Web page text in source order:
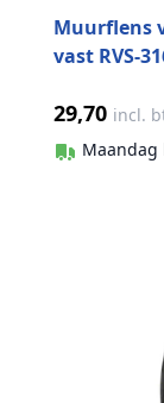
Muurflens
vast RVS-
29,70 incl.
Maandag